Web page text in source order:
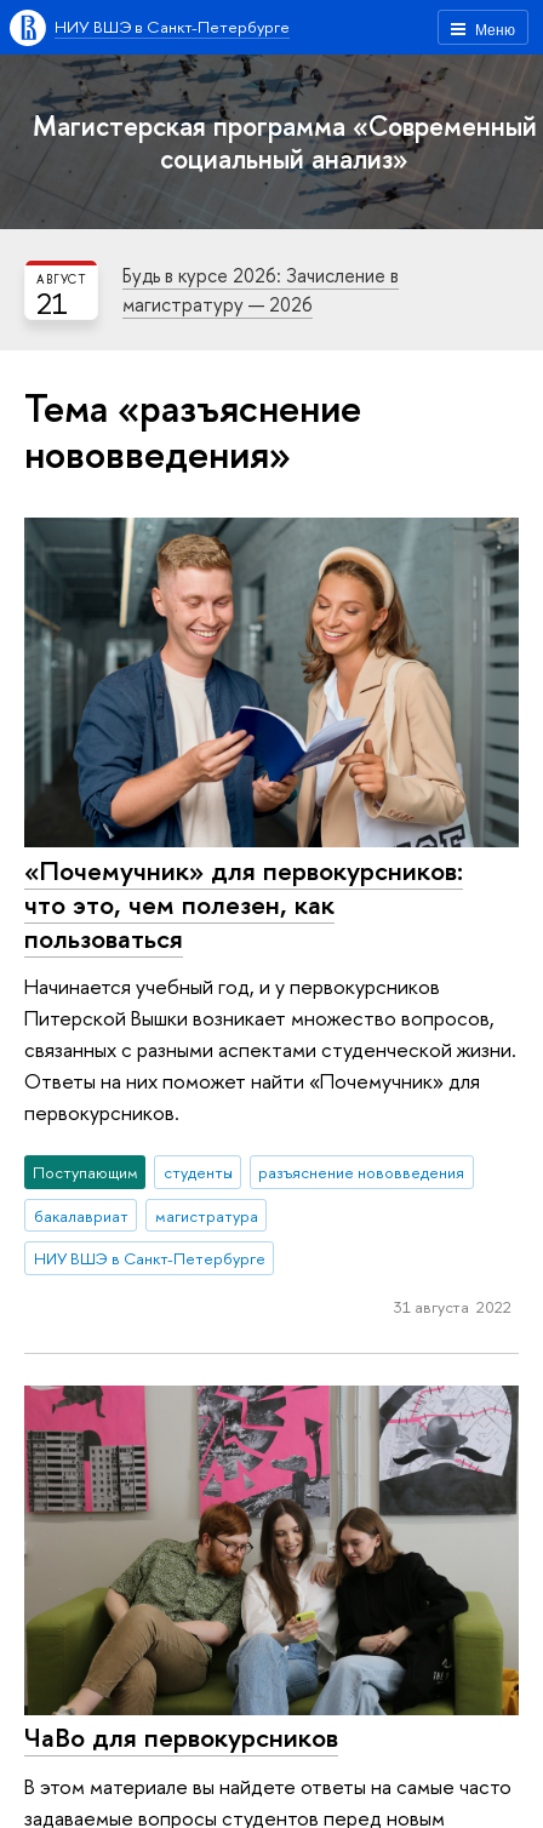
Меню
НИУ ВШЭ в Санкт-Петербурге
Магистерская программа «Современный
социальный анализ»
21
АВГУСТ
Будь в курсе 2026: Зачисление в
магистратуру — 2026
Тема «разъяснение
нововведения»
«Почемучник» для первокурсников:
что это, чем полезен, как
пользоваться
Начинается учебный год, и у первокурсников
Питерской Вышки возникает множество вопросов,
связанных с разными аспектами студенческой жизни.
Ответы на них поможет найти «Почемучник» для
первокурсников.
Поступающим студенты
разъяснение нововведения
бакалавриат
магистратура
НИУ ВШЭ в Санкт-Петербурге
31 августа 2022
ЧаВо для первокурсников
В этом материале вы найдете ответы на самые часто
задаваемые вопросы студентов перед новым